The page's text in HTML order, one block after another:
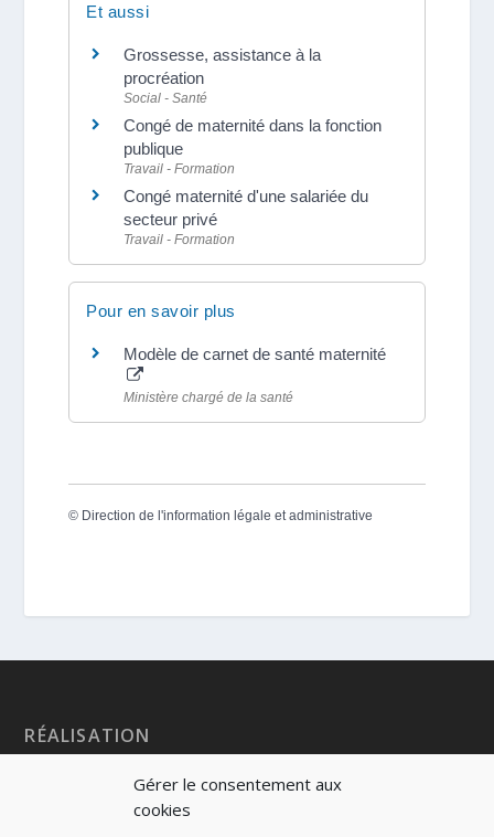
Gérer le consentement aux
cookies
Et aussi
Grossesse, assistance à la
procréation
Social - Santé
Congé de maternité dans la fonction
publique
Travail - Formation
Congé maternité d'une salariée du
secteur privé
Travail - Formation
Pour en savoir plus
Modèle de carnet de santé maternité
Ministère chargé de la santé
© Direction de l'information légale et administrative
RÉALISATION